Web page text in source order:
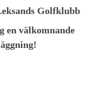
Golfklubb
en välkomnande